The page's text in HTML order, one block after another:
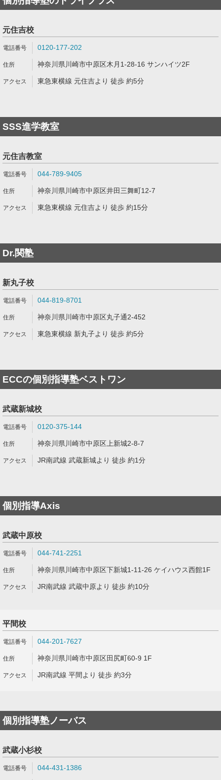
元住吉校
0120-177-202
神奈川県川崎市中原区木月1-28-16 サンハイツ2F
東急東横線 元住吉より 徒歩 約5分
SSS進学教室
元住吉教室
044-789-9405
神奈川県川崎市中原区井田三舞町12-7
東急東横線 元住吉より 徒歩 約15分
Dr.関塾
新丸子校
044-819-8701
神奈川県川崎市中原区丸子通2-452
東急東横線 新丸子より 徒歩 約5分
ECCの個別指導塾ベストワン
武蔵新城校
0120-375-144
神奈川県川崎市中原区上新城2-8-7
JR南武線 武蔵新城より 徒歩 約1分
個別指導Axis
武蔵中原校
044-741-2251
神奈川県川崎市中原区下新城1-11-26 ケイハウス西館1F
JR南武線 武蔵中原より 徒歩 約10分
平間校
044-201-7627
神奈川県川崎市中原区田尻町60-9 1F
JR南武線 平間より 徒歩 約3分
個別指導塾ノーバス
武蔵小杉校
044-431-1386